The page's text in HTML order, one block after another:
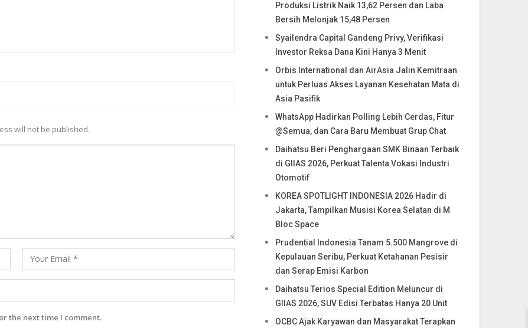
will not be published.
the next time I comment.
Produksi Listrik Naik 13,62 Persen dan Laba
Bersih Melonjak 15,48 Persen
Syailendra Capital Gandeng Privy, Verifikasi
Investor Reksa Dana Kini Hanya 3 Menit
Orbis International dan AirAsia Jalin Kemitraan
untuk Perluas Akses Layanan Kesehatan Mata di
Asia Pasifik
WhatsApp Hadirkan Polling Lebih Cerdas, Fitur
@Semua, dan Cara Baru Membuat Grup Chat
Daihatsu Beri Penghargaan SMK Binaan Terbaik
di GIIAS 2026, Perkuat Talenta Vokasi Industri
Otomotif
KOREA SPOTLIGHT INDONESIA 2026 Hadir di
Jakarta, Tampilkan Musisi Korea Selatan di M
Bloc Space
Prudential Indonesia Tanam 5.500 Mangrove di
Kepulauan Seribu, Perkuat Ketahanan Pesisir
dan Serap Emisi Karbon
Daihatsu Terios Special Edition Meluncur di
GIIAS 2026, SUV Edisi Terbatas Hanya 20 Unit
OCBC Ajak Karyawan dan Masyarakat Terapkan